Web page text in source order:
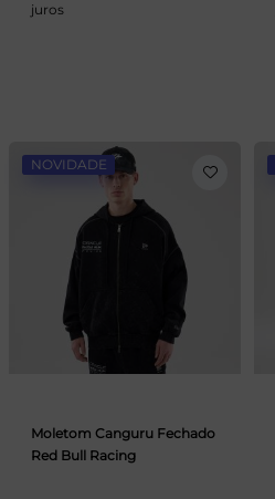
juros
NOVIDADE
Moletom Canguru Fechado
Red Bull Racing